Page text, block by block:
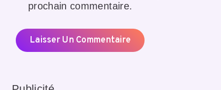
prochain commentaire.